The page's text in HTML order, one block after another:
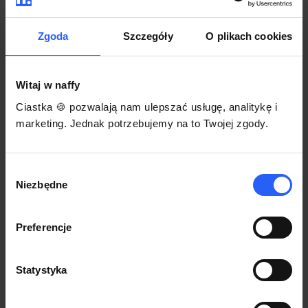
Zgoda Szczegóły O plikach cookies
Witaj w naffy
Ciastka 🍪 pozwalają nam ulepszać usługę, analitykę i
marketing. Jednak potrzebujemy na to Twojej zgody.
zgody
Niezbędne
Preferencje
Statystyka
Korzystaj na dowolnym urządzeniu z
przeglądarką Chrome
Włącz czasową promocję
3
Każdy produkt w naffy ma swój indywidualny link.
gdzie się nim podzielisz z odbiorcami.